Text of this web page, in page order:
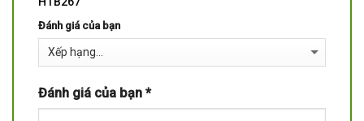
Đánh giá của bạn
Đánh giá của bạn *